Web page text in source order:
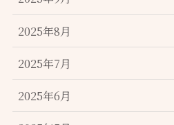
2025年8月
2025年7月
2025年6月